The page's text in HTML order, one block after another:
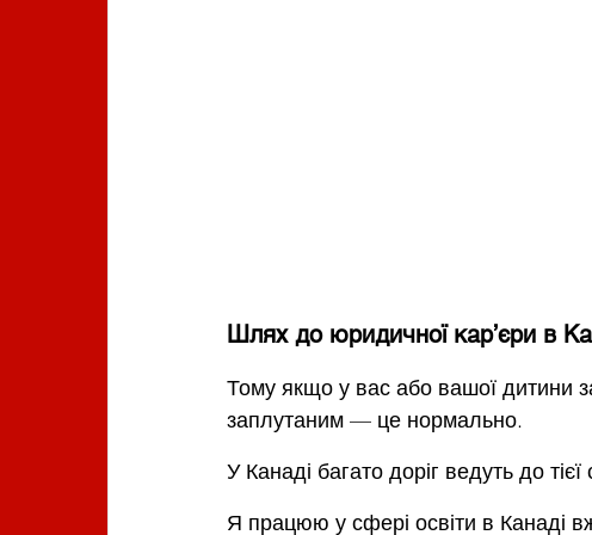
Шлях до юридичної кар’єри в
Тому якщо у вас або вашої дитини
заплутаним — це нормально.
У Канаді багато доріг ведуть до тієї
Я працюю у сфері освіти в Канаді